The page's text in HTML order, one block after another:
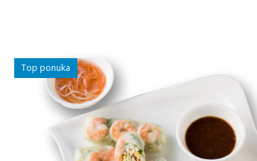
Top ponuka